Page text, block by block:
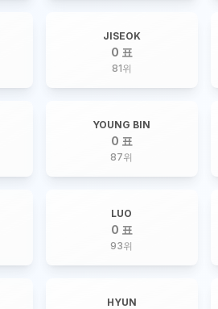
JISEOK
0 표
81위
YOUNG BIN
0 표
87위
LUO
0 표
93위
HYUN